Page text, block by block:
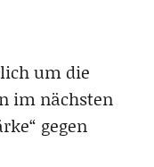
um die
im nächsten
gegen